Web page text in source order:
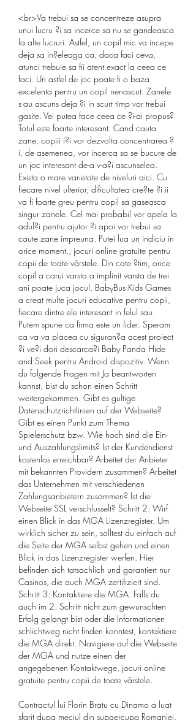
<br>Va trebui sa se concentreze asupra
unui lucru ?i sa incerce sa nu se gandeasca
la alte lucruri. Astfel, un copil mic va incepe
deja sa in?eleaga ca, daca faci ceva,
atunci trebuie sa fii atent exact la ceea ce
faci. Un astfel de joc poate fi o baza
excelenta pentru un copil nenascut. Zanele
s-au ascuns deja ?i in scurt timp vor trebui
gasite. Vei putea face ceea ce ?i-ai propus?
Totul este foarte interesant. Cand cauta
zane, copiii i?i vor dezvolta concentrarea ?
i, de asemenea, vor incerca sa se bucure de
un joc interesant de-a v-a?i ascunselea.
Exista o mare varietate de niveluri aici. Cu
fiecare nivel ulterior, dificultatea cre?te ?i ii
va fi foarte greu pentru copil sa gaseasca
singur zanele. Cel mai probabil vor apela la
adul?i pentru ajutor ?i apoi vor trebui sa
caute zane impreuna. Putei lua un indiciu in
orice moment., jocuri online gratuite pentru
copii de toate vârstele. Din cate ?tim, orice
copil a carui varsta a implinit varsta de trei
ani poate juca jocul. BabyBus Kids Games
a creat multe jocuri educative pentru copii,
fiecare dintre ele interesant in felul sau.
Putem spune ca firma este un lider. Speram
ca va va placea cu siguran?a acest proiect
?i ve?i dori descarca?i Baby Panda Hide
and Seek pentru Android dispozitiv. Wenn
du folgende Fragen mit Ja beantworten
kannst, bist du schon einen Schritt
weitergekommen. Gibt es gultige
Datenschutzrichtlinien auf der Webseite?
Gibt es einen Punkt zum Thema
Spielerschutz bzw. Wie hoch sind die Ein-
und Auszahlungslimits? Ist der Kundendienst
kostenlos erreichbar? Arbeitet der Anbieter
mit bekannten Providern zusammen? Arbeitet
das Unternehmen mit verschiedenen
Zahlungsanbietern zusammen? Ist die
Webseite SSL verschlusselt? Schritt 2: Wirf
einen Blick in das MGA Lizenzregister. Um
wirklich sicher zu sein, solltest du einfach auf
die Seite der MGA selbst gehen und einen
Blick in das Lizenzregister werfen. Hier
befinden sich tatsachlich und garantiert nur
Casinos, die auch MGA zertifiziert sind.
Schritt 3: Kontaktiere die MGA. Falls du
auch im 2. Schritt nicht zum gewunschten
Erfolg gelangt bist oder die Informationen
schlichtweg nicht finden konntest, kontaktiere
die MGA direkt. Navigiere auf die Webseite
der MGA und nutze einen der
angegebenen Kontaktwege, jocuri online
gratuite pentru copii de toate vârstele.
Contractul lui Florin Bratu cu Dinamo a luat
sfarit dupa meciul din supaercupa Romaniei,